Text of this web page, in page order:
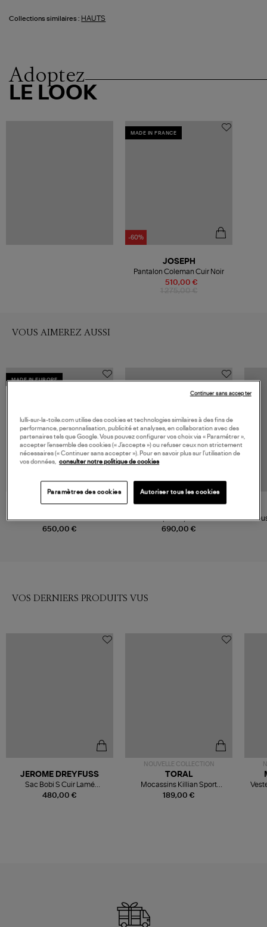
Collections similaires : HAUTS
Adoptez
LE LOOK
MADE IN FRANCE
-60%
510,00 €
JOSEPH
Pantalon Coleman Cuir Noir
VOUS AIMEREZ AUSSI
MADE IN EUROPE
650,00 €
Blouse Coffee Safari
690,00 €
Top Fedry Ecru
VOS DERNIERS PRODUITS VUS
480,00 €
JEROME DREYFUSS
Sac Bobi S Cuir Lamé
Champagne
NOUVELLE COLLECTION
189,00 €
TORAL
Mocassins Killian Sport
Mousse
lulli-sur-la-toile.com utilise des cookies et technologies similaires à des fins de
performance, personnalisation, publicité et analyses, en collaboration avec des
partenaires tels que Google. Vous pouvez configurer vos choix via « Paramétrer »,
accepter l’ensemble des cookies (« J’accepte ») ou refuser ceux non strictement
nécessaires (« Continuer sans accepter »). Pour en savoir plus sur l’utilisation de
vos données, consulter notre politique de cookies
Paramètres des cookies Autoriser tous les cookies
Continuer sans accepter